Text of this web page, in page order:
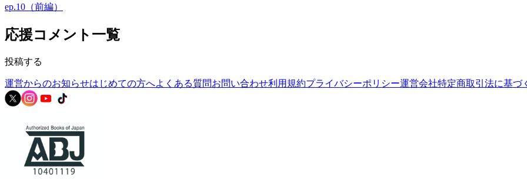
ep.10（前編）
応援コメント一覧
投稿する
運営からのお知らせはじめての方へよくある質問お問い合わせ利用規約プライバシーポリシー運営会社特定商取引法に基づ